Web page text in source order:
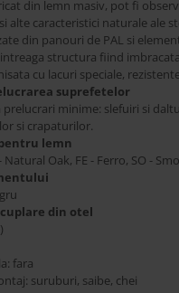
din lemn masiv, pot fi
alte caracteristici naturale ale
din panouri de PAL si
structura fiind
cu lacuri speciale,
suprefetelor
minime: slefuiri si
si crapaturilor.
lemn
Natural Oak, FE - Ferro, SO -
din otel
fara
suruburi, saibe, chei